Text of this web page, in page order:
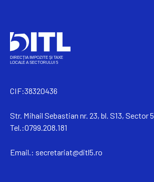
CIF:38320436
Str. Mihail Sebastian nr. 23, bl. S13, Sector 5
Tel.:0799.208.181
Email.: secretariat@ditl5.ro